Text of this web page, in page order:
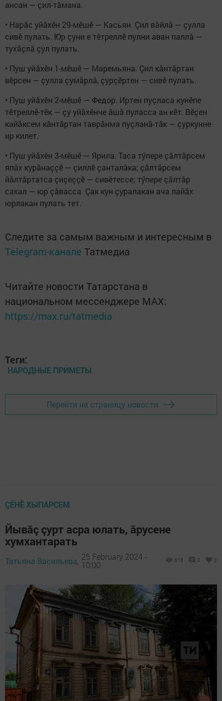
ансан — çил-тăмана.
• Нарăс уйăхӗн 29-мӗшӗ — Касьян. Çил вăйлă — çулла
сивӗ пулать. Юр çуни е тӗтреллӗ пулни аван паллă —
тухăçлă çул пулать.
• Пуш уйăхӗн 1-мӗшӗ — Маремьяна. Çил кăнтăртан
вӗрсен — çулла çумăрлă, çурçӗртен — сивӗ пулать.
• Пуш уйăхӗн 2-мӗшӗ — Федор. Иртен пуçласа кунӗпе
тӗтреллӗ-тӗк — çу уйăхӗнче ăшă пуласса ан кӗт. Вӗçен
кайăксем кăнтăртан таврăнма пуçланă-тăк — çуркунне
ир килет.
• Пуш уйăхӗн 3-мӗшӗ — Ярила. Таса тӳпере çăлтăрсем
япăх курăнаççӗ — çиллӗ çанталăка; çăлтăрсем
йăлтăртатса çиçеççӗ — сивӗтессе; тӳпере çăлтăр
сахал — юр çăвасса. Çак кун çуралакан ача лайăх
юрлакан пулать тет.
Следите за самым важным и интересным в
Telegram-канале Татмедиа
Читайте новости Татарстана в
национальном мессенджере MАХ:
https://max.ru/tatmedia
Теги:
НАРОДНЫЕ ПРИМЕТЫ
Перейти на страницу новости
ÇӖНӖ ХЫПАРСЕМ
Йывăç çурт асра юлать, ăрусене
хумхантарать
Татьяна Васильева, 25 February 2024 -
10:00
618 0 0